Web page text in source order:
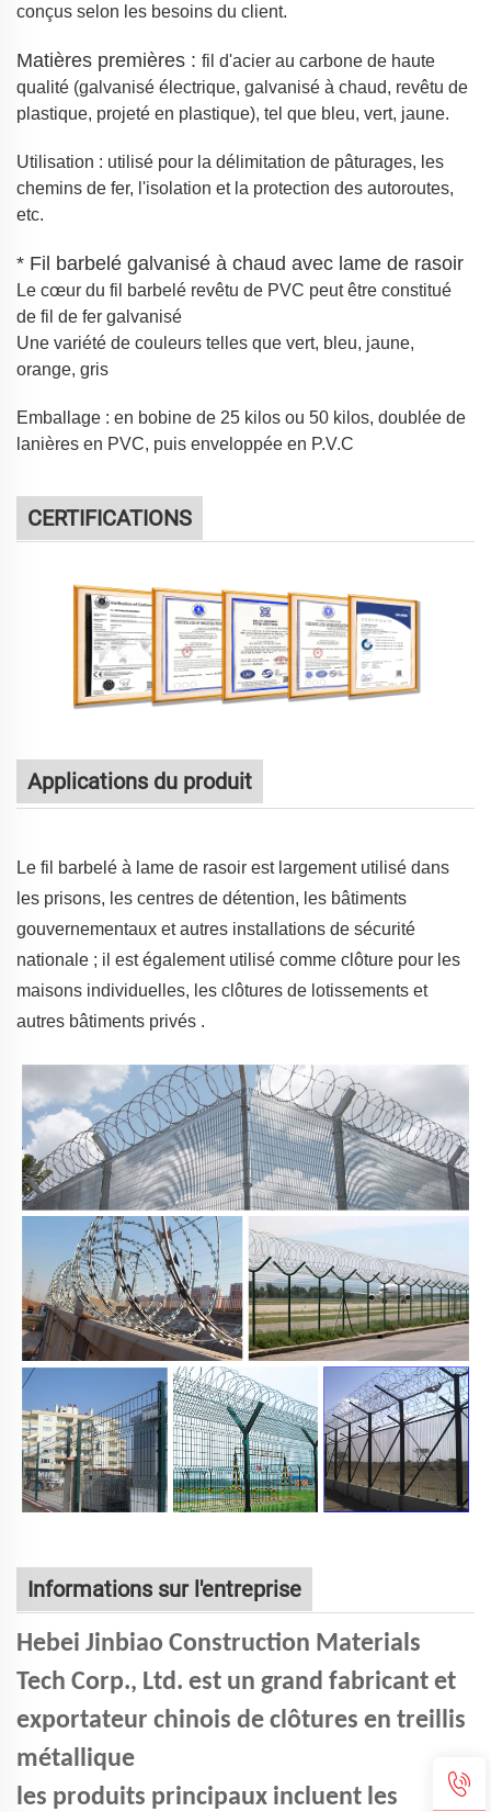
conçus selon les besoins du client.
Matières premières : fil d'acier au carbone de haute
qualité (galvanisé électrique, galvanisé à chaud, revêtu de
plastique, projeté en plastique), tel que bleu, vert, jaune.
Utilisation : utilisé pour la délimitation de pâturages, les
chemins de fer, l'isolation et la protection des autoroutes,
etc.
* Fil barbelé galvanisé à chaud avec lame de rasoir
Le cœur du fil barbelé revêtu de PVC peut être constitué
de fil de fer galvanisé
Une variété de couleurs telles que vert, bleu, jaune,
orange, gris
Emballage : en bobine de 25 kilos ou 50 kilos, doublée de
lanières en PVC, puis enveloppée en P.V.C
CERTIFICATIONS
Applications du produit
Le fil barbelé à lame de rasoir est largement utilisé dans
les prisons, les centres de détention, les bâtiments
gouvernementaux et autres installations de sécurité
nationale ; il est également utilisé comme clôture pour les
maisons individuelles, les clôtures de lotissements et
autres bâtiments privés .
Informations sur l'entreprise
Hebei Jinbiao Construction Materials
Tech Corp., Ltd. est un grand fabricant et
exportateur chinois de clôtures en treillis
métallique
les produits principaux incluent les